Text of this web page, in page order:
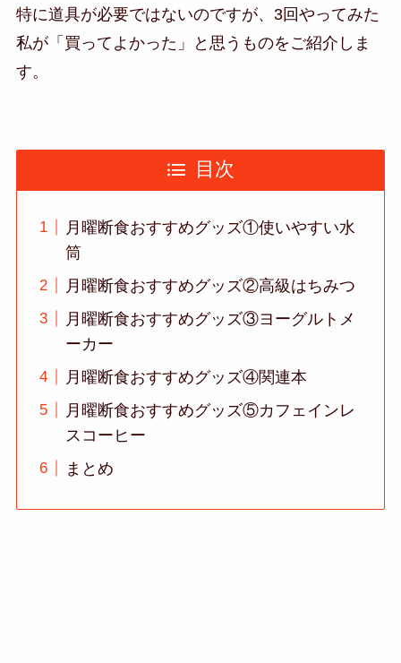
特に道具が必要ではないのですが、3回やってみた
私が「買ってよかった」と思うものをご紹介しま
す。
目次
月曜断食おすすめグッズ①使いやすい水
筒
月曜断食おすすめグッズ②高級はちみつ
月曜断食おすすめグッズ③ヨーグルトメ
ーカー
月曜断食おすすめグッズ④関連本
月曜断食おすすめグッズ⑤カフェインレ
スコーヒー
まとめ